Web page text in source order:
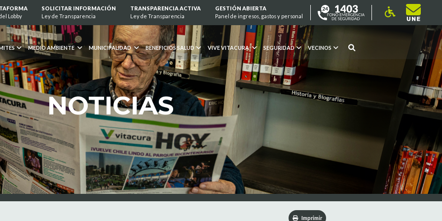
Lobby
SOLICITAR INFORMACIÓN
Ley de Transparencia
TRANSPARENCIA ACTIVA
Ley de Transparencia
GESTIÓN ABIERTA
Panel de ingresos, gastos y personal
MEDIO AMBIENTE MUNICIPALIDAD BENEFICIOS SALUD VIVE VITACURA SEGURIDAD VECINOS
NOTICIAS
Imprimir